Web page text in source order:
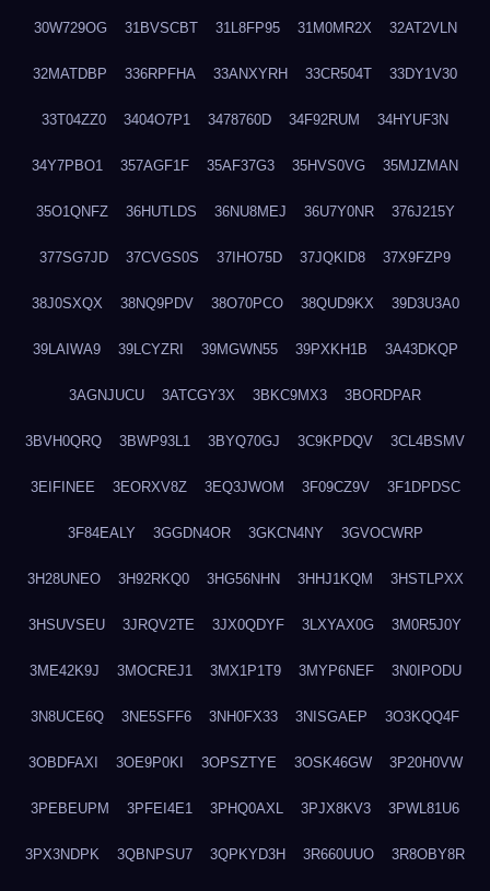
30W729OG 31BVSCBT 31L8FP95 31M0MR2X 32AT2VLN
32MATDBP 336RPFHA 33ANXYRH 33CR504T 33DY1V30
33T04ZZ0 3404O7P1 3478760D 34F92RUM 34HYUF3N
34Y7PBO1 357AGF1F 35AF37G3 35HVS0VG 35MJZMAN
35O1QNFZ 36HUTLDS 36NU8MEJ 36U7Y0NR 376J215Y
377SG7JD 37CVGS0S 37IHO75D 37JQKID8 37X9FZP9
38J0SXQX 38NQ9PDV 38O70PCO 38QUD9KX 39D3U3A0
39LAIWA9 39LCYZRI 39MGWN55 39PXKH1B 3A43DKQP
3AGNJUCU 3ATCGY3X 3BKC9MX3 3BORDPAR
3BVH0QRQ 3BWP93L1 3BYQ70GJ 3C9KPDQV 3CL4BSMV
3EIFINEE 3EORXV8Z 3EQ3JWOM 3F09CZ9V 3F1DPDSC
3F84EALY 3GGDN4OR 3GKCN4NY 3GVOCWRP
3H28UNEO 3H92RKQ0 3HG56NHN 3HHJ1KQM 3HSTLPXX
3HSUVSEU 3JRQV2TE 3JX0QDYF 3LXYAX0G 3M0R5J0Y
3ME42K9J 3MOCREJ1 3MX1P1T9 3MYP6NEF 3N0IPODU
3N8UCE6Q 3NE5SFF6 3NH0FX33 3NISGAEP 3O3KQQ4F
3OBDFAXI 3OE9P0KI 3OPSZTYE 3OSK46GW 3P20H0VW
3PEBEUPM 3PFEI4E1 3PHQ0AXL 3PJX8KV3 3PWL81U6
3PX3NDPK 3QBNPSU7 3QPKYD3H 3R660UUO 3R8OBY8R